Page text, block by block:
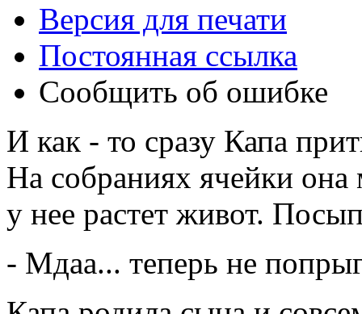
Версия для печати
Постоянная ссылка
Сообщить об ошибке
И как - то сразу Капа
На собраниях ячейки она
у нее растет живот.
- Мдаа... теперь не